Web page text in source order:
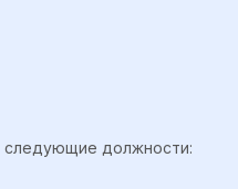
следующие должности: